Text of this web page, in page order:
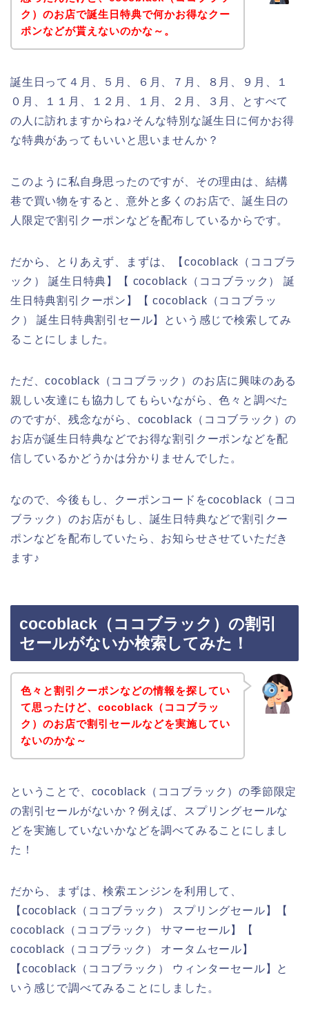
ク）のお店で誕生日特典で何かお得なクー
ポンなどが貰えないのかな～。
誕生日って４月、５月、６月、７月、８月、９月、１
０月、１１月、１２月、１月、２月、３月、とすべて
の人に訪れますからね♪そんな特別な誕生日に何かお得
な特典があってもいいと思いませんか？
このように私自身思ったのですが、その理由は、結構
巷で買い物をすると、意外と多くのお店で、誕生日の
人限定で割引クーポンなどを配布しているからです。
だから、とりあえず、まずは、【cocoblack（ココブラ
ック） 誕生日特典】【 cocoblack（ココブラック） 誕
生日特典割引クーポン】【 cocoblack（ココブラッ
ク） 誕生日特典割引セール】という感じで検索してみ
ることにしました。
ただ、cocoblack（ココブラック）のお店に興味のある
親しい友達にも協力してもらいながら、色々と調べた
のですが、残念ながら、cocoblack（ココブラック）の
お店が誕生日特典などでお得な割引クーポンなどを配
信しているかどうかは分かりませんでした。
なので、今後もし、クーポンコードをcocoblack（ココ
ブラック）のお店がもし、誕生日特典などで割引クー
ポンなどを配布していたら、お知らせさせていただき
ます♪
cocoblack（ココブラック）の割引
セールがないか検索してみた！
色々と割引クーポンなどの情報を探してい
て思ったけど、cocoblack（ココブラッ
ク）のお店で割引セールなどを実施してい
ないのかな～
ということで、cocoblack（ココブラック）の季節限定
の割引セールがないか？例えば、スプリングセールな
どを実施していないかなどを調べてみることにしまし
た！
だから、まずは、検索エンジンを利用して、
【cocoblack（ココブラック） スプリングセール】【
cocoblack（ココブラック） サマーセール】【
cocoblack（ココブラック） オータムセール】
【cocoblack（ココブラック） ウィンターセール】と
いう感じで調べてみることにしました。